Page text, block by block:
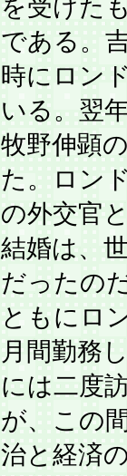
を受けた
である。
時にロン
いる。翌
牧野伸顕
た。ロン
の外交官
結婚は、
だったの
ともにロ
月間勤務
には二度
が、この
治と経済